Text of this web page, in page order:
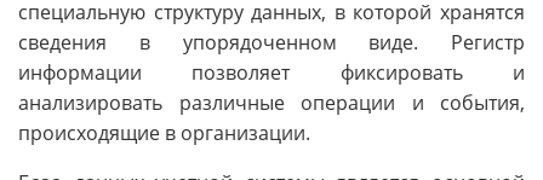
специальную структуру данных, в которой хранятся
сведения в упорядоченном виде. Регистр
информации позволяет фиксировать и
анализировать различные операции и события,
происходящие в организации.